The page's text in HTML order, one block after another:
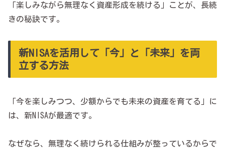
「楽しみながら無理なく資産形成を続ける」ことが、長続
きの秘訣です。
新NISAを活用して「今」と「未来」を両
立する方法
「今を楽しみつつ、少額からでも未来の資産を育てる」に
は、新NISAが最適です。
なぜなら、無理なく続けられる仕組みが整っているからで